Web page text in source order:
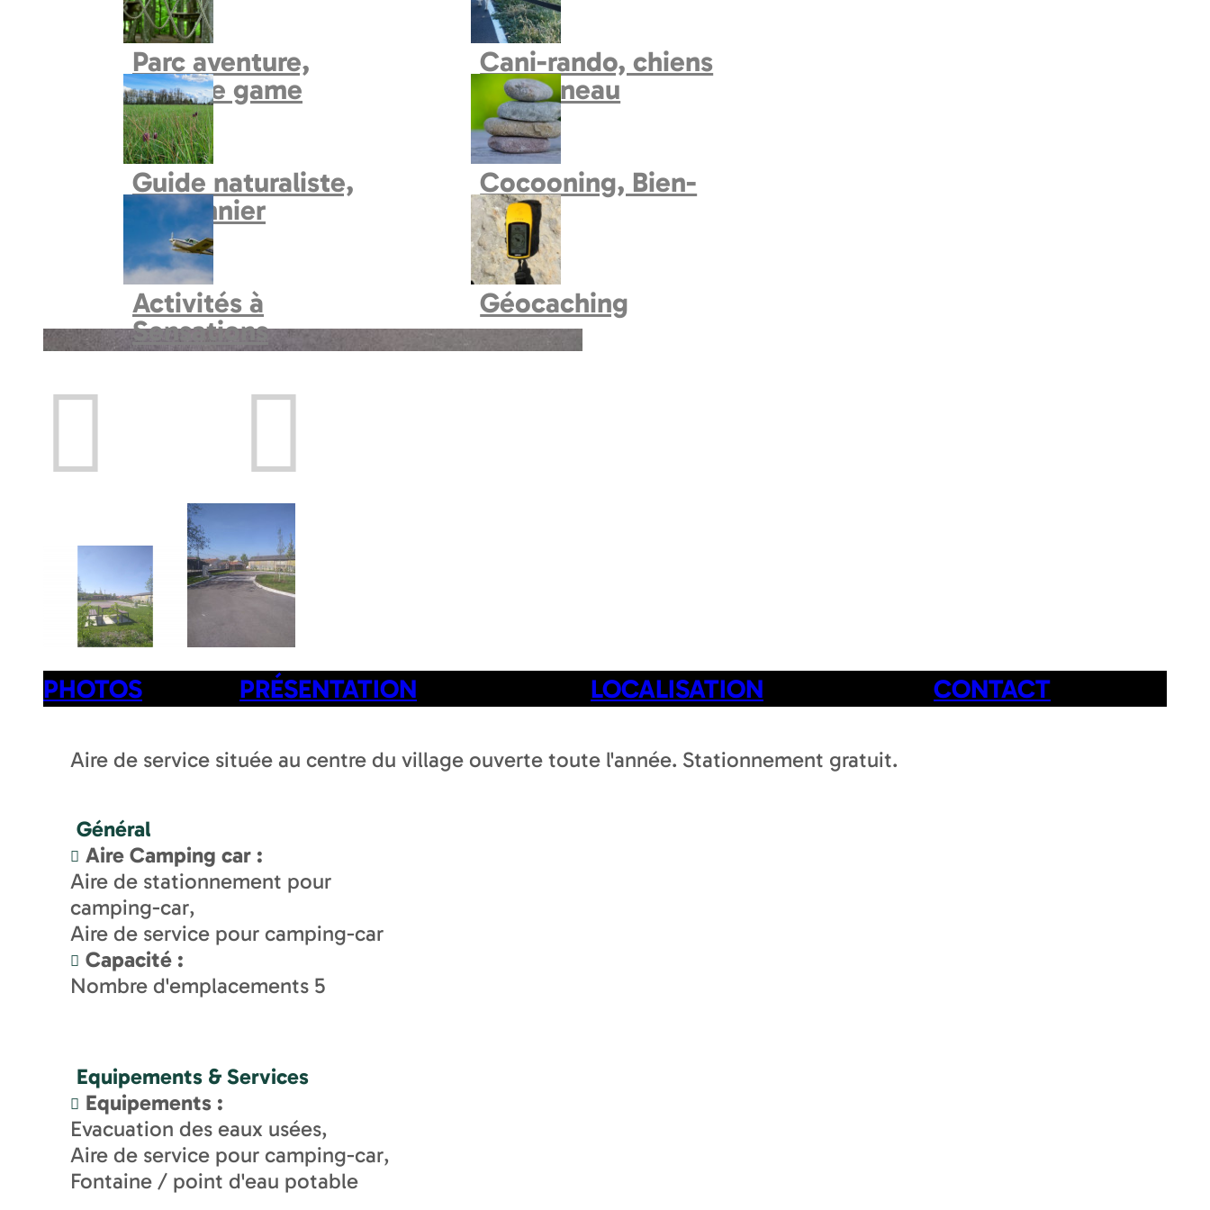
Circuits en voiture
Parc aventure,
explore game
Cani-rando, chiens
de traineau
Guide naturaliste,
fauconnier
Cocooning, Bien-
Etre
Activités à
Sensations
Géocaching
PHOTOS PRÉSENTATION LOCALISATION CONTACT
Aire de service située au centre du village ouverte toute l'année. Stationnement gratuit.
Général
Aire Camping car :
Aire de stationnement pour
camping-car
Aire de service pour camping-car
Capacité :
Nombre d'emplacements 5
Equipements & Services
Equipements :
Evacuation des eaux usées
Aire de service pour camping-car
Fontaine / point d'eau potable